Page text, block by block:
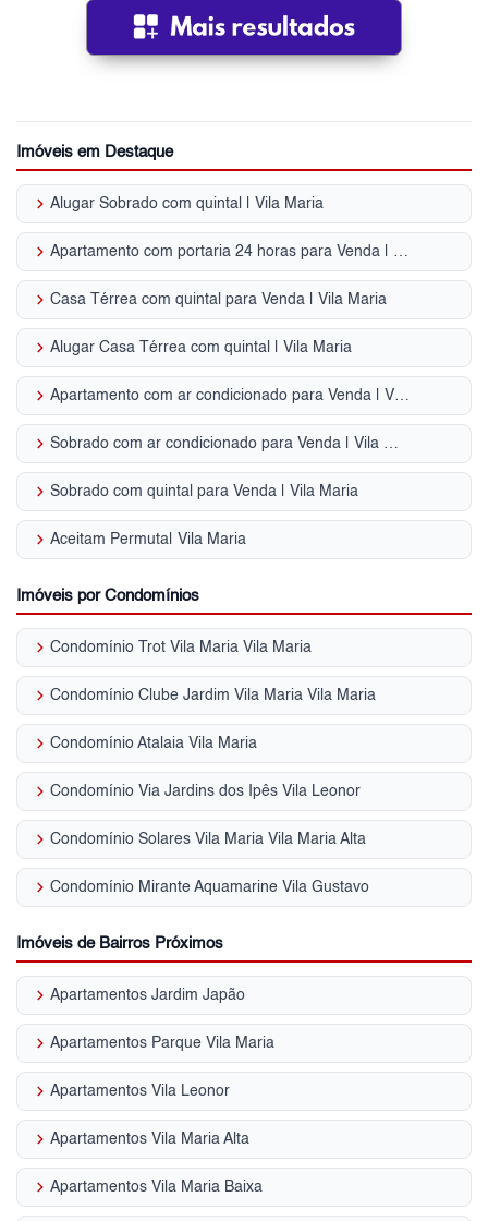
Imóveis em Destaque
keyboard_arrow_right Alugar Sobrado com quintal | Vila Maria
keyboard_arrow_right Apartamento com portaria 24 horas para Venda | Vila Maria
keyboard_arrow_right Casa Térrea com quintal para Venda | Vila Maria
keyboard_arrow_right Alugar Casa Térrea com quintal | Vila Maria
keyboard_arrow_right Apartamento com ar condicionado para Venda | Vila Maria
keyboard_arrow_right Sobrado com ar condicionado para Venda | Vila Maria
keyboard_arrow_right Sobrado com quintal para Venda | Vila Maria
keyboard_arrow_right Aceitam Permuta| Vila Maria
Imóveis por Condomínios
keyboard_arrow_right Condomínio Trot Vila Maria Vila Maria
keyboard_arrow_right Condomínio Clube Jardim Vila Maria Vila Maria
keyboard_arrow_right Condomínio Atalaia Vila Maria
keyboard_arrow_right Condomínio Via Jardins dos Ipês Vila Leonor
keyboard_arrow_right Condomínio Solares Vila Maria Vila Maria Alta
keyboard_arrow_right Condomínio Mirante Aquamarine Vila Gustavo
Imóveis de Bairros Próximos
keyboard_arrow_right Apartamentos Jardim Japão
keyboard_arrow_right Apartamentos Parque Vila Maria
keyboard_arrow_right Apartamentos Vila Leonor
keyboard_arrow_right Apartamentos Vila Maria Alta
keyboard_arrow_right Apartamentos Vila Maria Baixa